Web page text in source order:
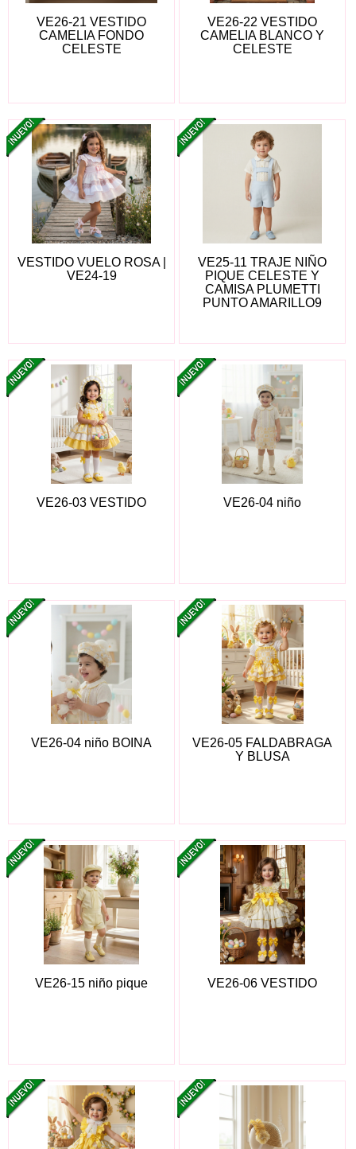
VE26-21 VESTIDO
CAMELIA FONDO
CELESTE
VE26-22 VESTIDO
CAMELIA BLANCO Y
CELESTE
VESTIDO VUELO ROSA |
VE24-19
VE25-11 TRAJE NIÑO
PIQUE CELESTE Y
CAMISA PLUMETTI
PUNTO AMARILLO9
VE26-03 VESTIDO VE26-04 niño
VE26-04 niño BOINA
VE26-05 FALDABRAGA
Y BLUSA
VE26-15 niño pique VE26-06 VESTIDO